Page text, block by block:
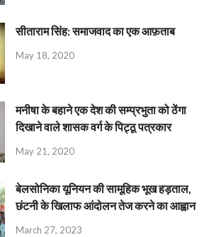
सीताराम सिंह: समाजवाद का एक आफ़ताब
May 18, 2020
मनीषा के बहाने एक देश की सम्प्रभुता को ठेंगा
दिखाने वाले शासक वर्ग के पिट्ठू पत्रकार
May 21, 2020
बेलसोनिका यूनियन की सामूहिक भूख हड़ताल,
छंटनी के खिलाफ आंदोलन तेज करने का आह्वान
March 27, 2023